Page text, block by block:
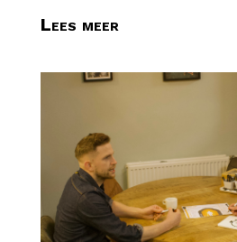
Lees meer